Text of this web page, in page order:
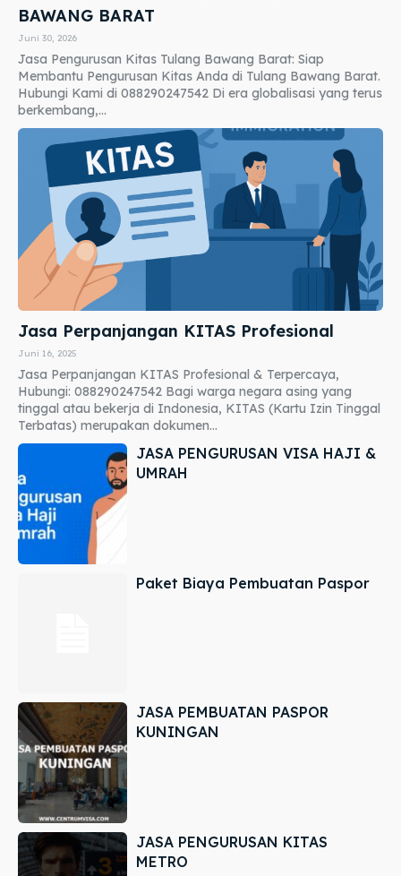
BAWANG BARAT
Juni 30, 2026
Jasa Pengurusan Kitas Tulang Bawang Barat: Siap
Membantu Pengurusan Kitas Anda di Tulang Bawang Barat.
Hubungi Kami di 088290247542 Di era globalisasi yang terus
berkembang,...
Jasa Perpanjangan KITAS Profesional
Juni 16, 2025
Jasa Perpanjangan KITAS Profesional & Terpercaya,
Hubungi: 088290247542 Bagi warga negara asing yang
tinggal atau bekerja di Indonesia, KITAS (Kartu Izin Tinggal
Terbatas) merupakan dokumen...
JASA PENGURUSAN VISA HAJI &
UMRAH
Paket Biaya Pembuatan Paspor
JASA PEMBUATAN PASPOR
KUNINGAN
JASA PENGURUSAN KITAS
METRO